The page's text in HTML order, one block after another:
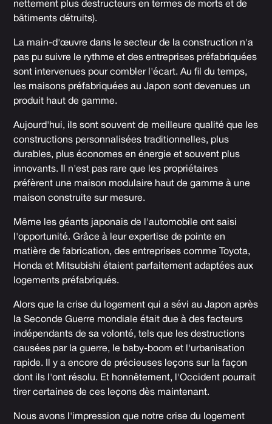
nettement plus destructeurs en termes de morts et de
bâtiments détruits).
La main-d'œuvre dans le secteur de la construction n'a
pas pu suivre le rythme et des entreprises préfabriquées
sont intervenues pour combler l'écart. Au fil du temps,
les maisons préfabriquées au Japon sont devenues un
produit haut de gamme.
Aujourd'hui, ils sont souvent de meilleure qualité que les
constructions personnalisées traditionnelles, plus
durables, plus économes en énergie et souvent plus
innovants. Il n'est pas rare que les propriétaires
préfèrent une maison modulaire haut de gamme à une
maison construite sur mesure.
Même les géants japonais de l'automobile ont saisi
l'opportunité. Grâce à leur expertise de pointe en
matière de fabrication, des entreprises comme Toyota,
Honda et Mitsubishi étaient parfaitement adaptées aux
logements préfabriqués.
Alors que la crise du logement qui a sévi au Japon après
la Seconde Guerre mondiale était due à des facteurs
indépendants de sa volonté, tels que les destructions
causées par la guerre, le baby-boom et l'urbanisation
rapide. Il y a encore de précieuses leçons sur la façon
dont ils l'ont résolu. Et honnêtement, l'Occident pourrait
tirer certaines de ces leçons dès maintenant.
Nous avons l'impression que notre crise du logement